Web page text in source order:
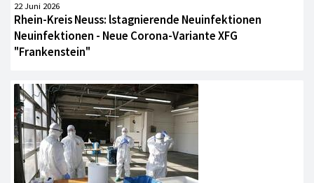
22 Juni 2026
Rhein-Kreis Neuss: lstagnierende Neuinfektionen
Neuinfektionen - Neue Corona-Variante XFG
"Frankenstein"